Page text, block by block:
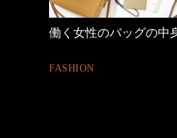
【ワーママのきれいめ